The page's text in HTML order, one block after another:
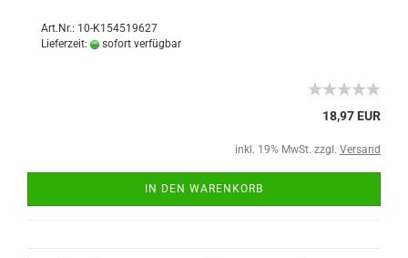
Art.Nr.: 10-K154519627
Lieferzeit:
sofort verfügbar
18,97 EUR
inkl. 19% MwSt. zzgl. Versand
IN DEN WARENKORB